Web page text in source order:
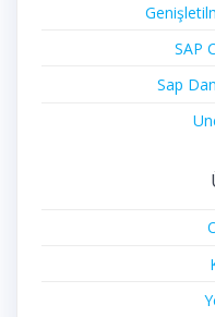
SAP
Sap